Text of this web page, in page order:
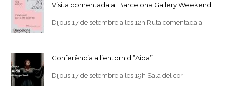
Visita comentada al Barcelona Gallery Weekend
Dijous 17 de setembre a les 12h Ruta comentada a…
Conferència a l’entorn d'”Aida”
Dijous 17 de setembre a les 19h Sala del cor…